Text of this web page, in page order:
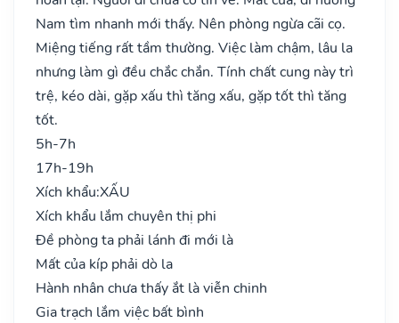
Nam tìm nhanh mới thấy. Nên phòng ngừa cãi cọ.
Miệng tiếng rất tầm thường. Việc làm chậm, lâu la
nhưng làm gì đều chắc chắn. Tính chất cung này trì
trệ, kéo dài, gặp xấu thì tăng xấu, gặp tốt thì tăng
tốt.
5h-7h
17h-19h
Xích khẩu:XẤU
Xích khẩu lắm chuyên thị phi
Đề phòng ta phải lánh đi mới là
Mất của kíp phải dò la
Hành nhân chưa thấy ắt là viễn chinh
Gia trạch lắm việc bất bình